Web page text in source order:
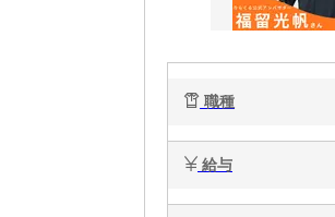
職種
給与